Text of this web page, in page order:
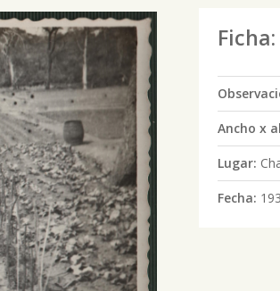
Ficha:
Ancho x
Lugar:
Fecha: